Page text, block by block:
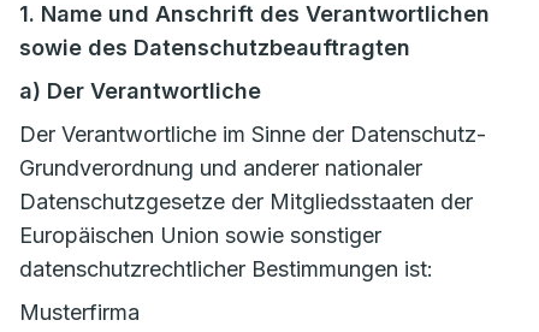
1. Name und Anschrift des Verantwortlichen
sowie des Datenschutzbeauftragten
a) Der Verantwortliche
Der Verantwortliche im Sinne der Datenschutz-
Grundverordnung und anderer nationaler
Datenschutzgesetze der Mitgliedsstaaten der
Europäischen Union sowie sonstiger
datenschutzrechtlicher Bestimmungen ist:
Musterfirma